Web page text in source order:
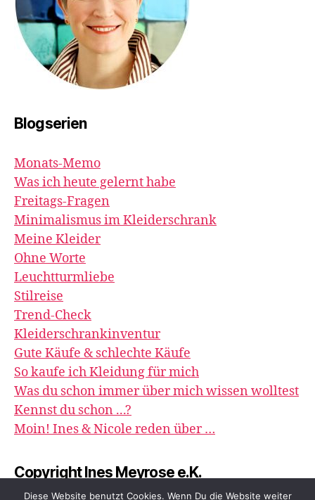
Blogserien
Monats-Memo
Was ich heute gelernt habe
Freitags-Fragen
Minimalismus im Kleiderschrank
Meine Kleider
Ohne Worte
Leuchtturmliebe
Stilreise
Trend-Check
Kleiderschrankinventur
Gute Käufe & schlechte Käufe
So kaufe ich Kleidung für mich
Was du schon immer über mich wissen wolltest
Kennst du schon ...?
Moin! Ines & Nicole reden über …
Copyright Ines Meyrose e.K.
image&impression
Diese Website benutzt Cookies. Wenn Du die Website weiter